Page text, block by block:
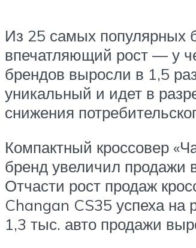
Из 25 самых популярных
впечатляющий рост — у
брендов выросли в 1,5
уникальный и идет в
снижения
Компактный кроссовер
бренд увеличил продажи
Отчасти рост продаж
Changan CS35 успеха на
1,3 тыс. авто продажи